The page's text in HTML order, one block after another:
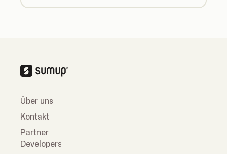
Über uns
Kontakt
Partner
Developers